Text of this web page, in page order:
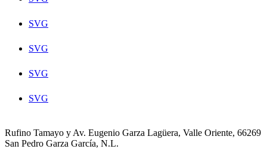
SVG
SVG
SVG
SVG
Rufino Tamayo y Av. Eugenio Garza Lagüera, Valle Oriente, 66269
San Pedro Garza García, N.L.